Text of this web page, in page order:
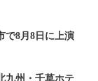
で8月8日に上演
九州・千草ホテ